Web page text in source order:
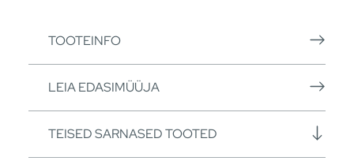
TOOTEINFO
LEIA EDASIMÜÜJA
TEISED SARNASED TOOTED